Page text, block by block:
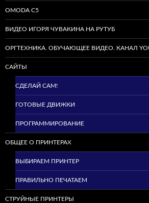
OMODA C5
ВИДЕО ИГОРЯ ЧУВАКИНА НА РУТУБ
ОРГТЕХНИКА. ОБУЧАЮЩЕЕ ВИДЕО. КАНАЛ
САЙТЫ
СДЕЛАЙ САМ!
ГОТОВЫЕ ДВИЖКИ
ПРОГРАММИРОВАНИЕ
ОБЩЕЕ О ПРИНТЕРАХ
ВЫБИРАЕМ ПРИНТЕР
ПРАВИЛЬНО ПЕЧАТАЕМ
СТРУЙНЫЕ ПРИНТЕРЫ